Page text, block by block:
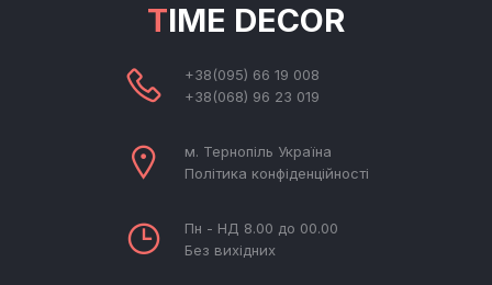
TIME DECOR
+38(095) 66 19 008
+38(068) 96 23 019
м. Тернопіль Україна
Політика конфіденційності
Пн - НД 8.00 до 00.00
Без вихідних